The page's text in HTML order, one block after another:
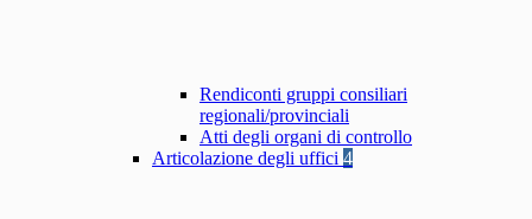
Rendiconti gruppi consiliari
regionali/provinciali
Atti degli organi di controllo
Articolazione degli uffici 4